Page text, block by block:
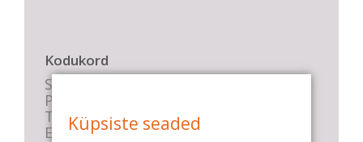
Kodukord
Stuudio sisekord
Privaatsustingimused
Tasemete kirjeldused
E-poe tingimused
Küpsiste seaded